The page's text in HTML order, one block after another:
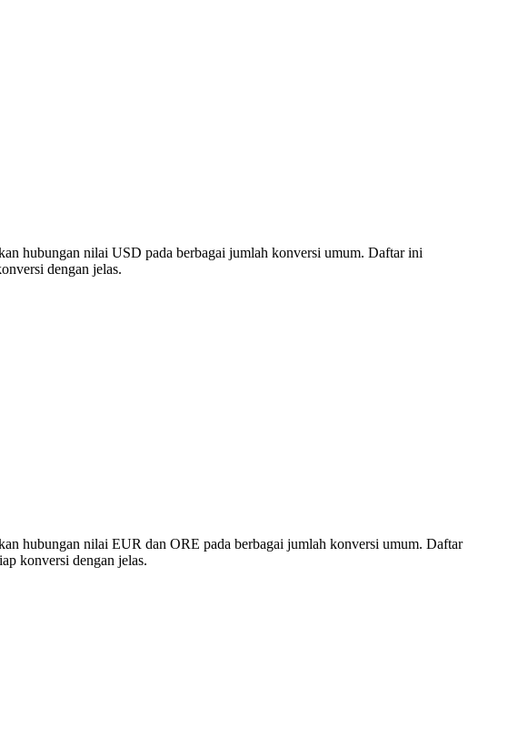
hubungan nilai USD pada berbagai jumlah konversi umum. Daftar ini
dengan jelas.
hubungan nilai EUR dan ORE pada berbagai jumlah konversi umum. Daftar
konversi dengan jelas.